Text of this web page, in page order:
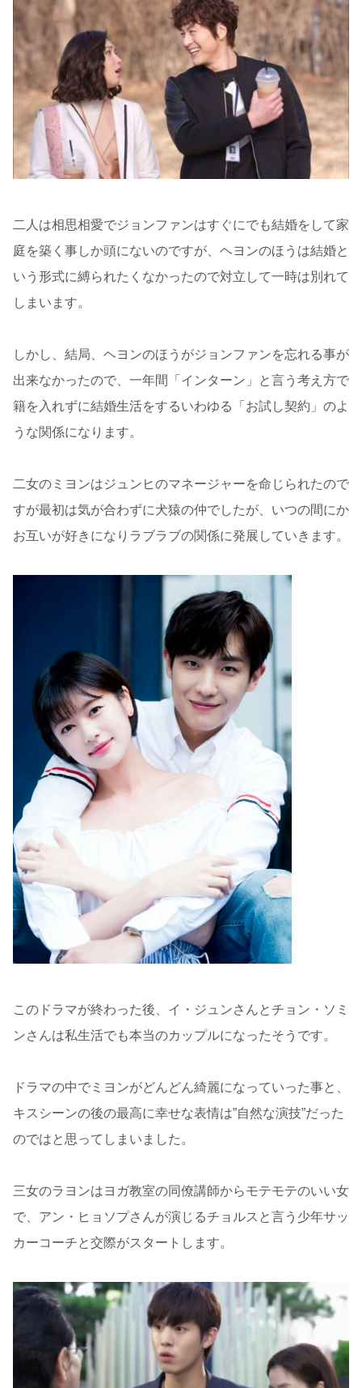
二人は相思相愛でジョンファンはすぐにでも結婚をして家
庭を築く事しか頭にないのですが、ヘヨンのほうは結婚と
いう形式に縛られたくなかったので対立して一時は別れて
しまいます。
しかし、結局、ヘヨンのほうがジョンファンを忘れる事が
出来なかったので、一年間「インターン」と言う考え方で
籍を入れずに結婚生活をするいわゆる「お試し契約」のよ
うな関係になります。
二女のミヨンはジュンヒのマネージャーを命じられたので
すが最初は気が合わずに犬猿の仲でしたが、いつの間にか
お互いが好きになりラブラブの関係に発展していきます。
このドラマが終わった後、イ・ジュンさんとチョン・ソミ
ンさんは私生活でも本当のカップルになったそうです。
ドラマの中でミヨンがどんどん綺麗になっていった事と、
キスシーンの後の最高に幸せな表情は”自然な演技”だった
のではと思ってしまいました。
三女のラヨンはヨガ教室の同僚講師からモテモテのいい女
で、アン・ヒョソプさんが演じるチョルスと言う少年サッ
カーコーチと交際がスタートします。